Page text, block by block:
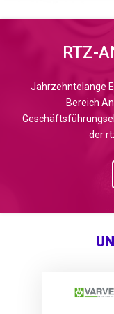
RTZ-
Jahrzehntelange
Bereich
der